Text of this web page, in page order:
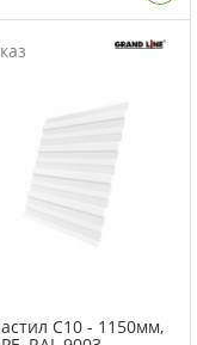
C10 - 1150мм,